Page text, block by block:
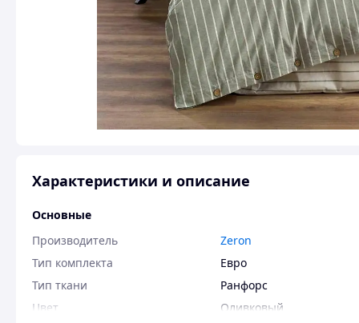
Характеристики и описание
Основные
Производитель
Zeron
Тип комплекта
Евро
Тип ткани
Ранфорс
Цвет
Оливковый